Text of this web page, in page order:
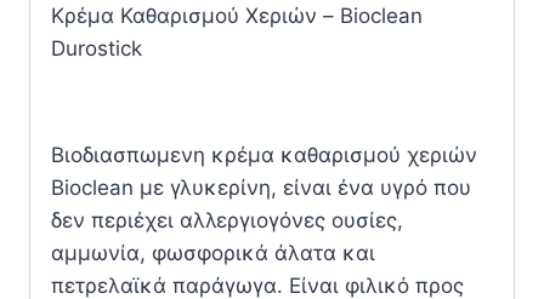
Κρέμα Καθαρισμού Χεριών – Bioclean
Durostick
Βιοδιασπωμενη κρέμα καθαρισμού χεριών
Bioclean με γλυκερίνη, είναι ένα υγρό που
δεν περιέχει αλλεργιογόνες ουσίες,
αμμωνία, φωσφορικά άλατα και
πετρελαϊκά παράγωγα. Είναι φιλικό προς